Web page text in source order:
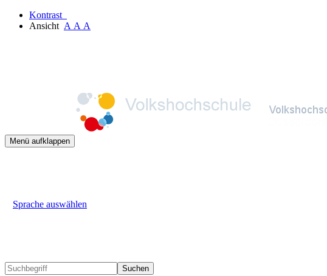
Kontrast
Ansicht A A A
Menü aufklappen
Sprache auswählen
Suchen